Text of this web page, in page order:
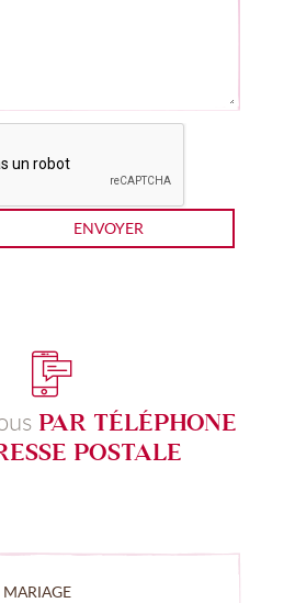
ENVOYER
PAR TÉLÉPHONE
POSTALE